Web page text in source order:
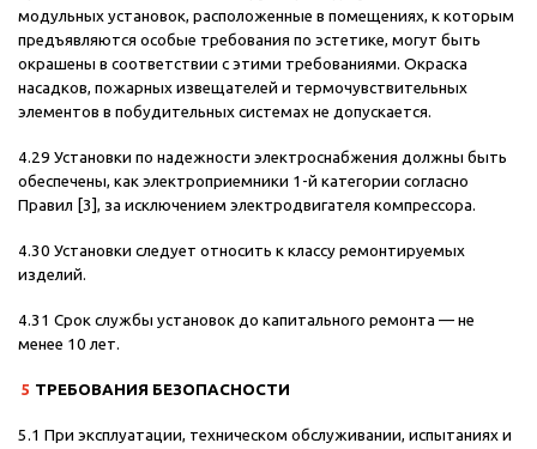
модульных установок, расположенные в помещениях, к которым
предъявляются особые требования по эстетике, могут быть
окрашены в соответствии с этими требованиями. Окраска
насадков, пожарных извещателей и термочувствительных
элементов в побудительных системах не допускается.
4.29 Установки по надежности электроснабжения должны быть
обеспечены, как электроприемники 1-й категории согласно
Правил [3], за исключением электродвигателя компрессора.
4.30 Установки следует относить к классу ремонтируемых
изделий.
4.31 Срок службы установок до капитального ремонта — не
менее 10 лет.
5 ТРЕБОВАНИЯ БЕЗОПАСНОСТИ
5.1 При эксплуатации, техническом обслуживании, испытаниях и